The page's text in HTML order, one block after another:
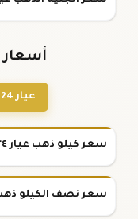
أسعار
عيار 24
سعر كيلو ذهب عيار ٢٤
سعر نصف الكيلو ذهب